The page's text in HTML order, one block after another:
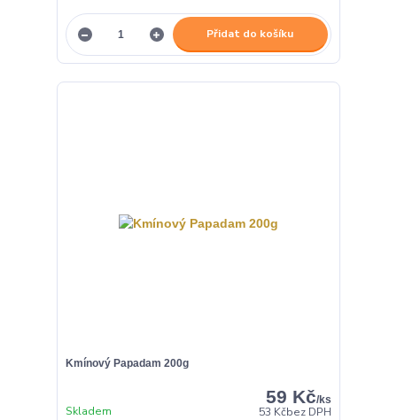
Přidat do košíku
Kmínový Papadam 200g
59 Kč/ks
53 Kčbez DPH
Skladem